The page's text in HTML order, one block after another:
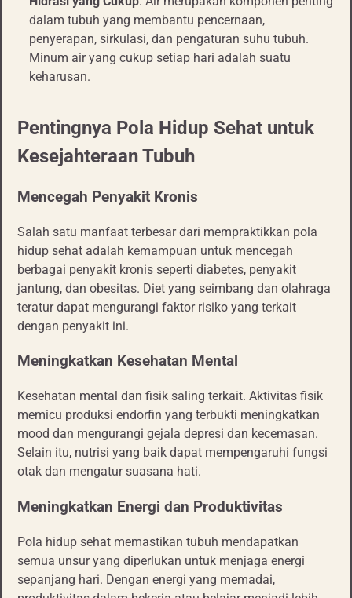
dalam tubuh yang membantu pencernaan,
penyerapan, sirkulasi, dan pengaturan suhu tubuh.
Minum air yang cukup setiap hari adalah suatu
keharusan.
Pentingnya Pola Hidup Sehat untuk
Kesejahteraan Tubuh
Mencegah Penyakit Kronis
Salah satu manfaat terbesar dari mempraktikkan pola
hidup sehat adalah kemampuan untuk mencegah
berbagai penyakit kronis seperti diabetes, penyakit
jantung, dan obesitas. Diet yang seimbang dan olahraga
teratur dapat mengurangi faktor risiko yang terkait
dengan penyakit ini.
Meningkatkan Kesehatan Mental
Kesehatan mental dan fisik saling terkait. Aktivitas fisik
memicu produksi endorfin yang terbukti meningkatkan
mood dan mengurangi gejala depresi dan kecemasan.
Selain itu, nutrisi yang baik dapat mempengaruhi fungsi
otak dan mengatur suasana hati.
Meningkatkan Energi dan Produktivitas
Pola hidup sehat memastikan tubuh mendapatkan
semua unsur yang diperlukan untuk menjaga energi
sepanjang hari. Dengan energi yang memadai,